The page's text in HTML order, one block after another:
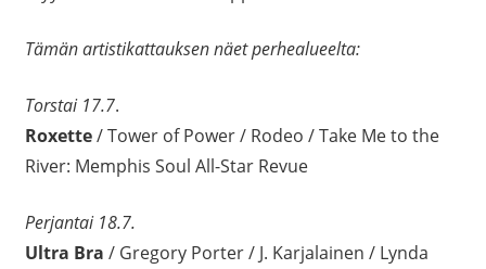
Tämän artistikattauksen näet perhealueelta:
Torstai 17.7.
Roxette/ Tower of Power / Rodeo / Take Me to the
River: Memphis Soul All-Star Revue
Perjantai 18.7.
Ultra Bra / Gregory Porter / J. Karjalainen / Lynda